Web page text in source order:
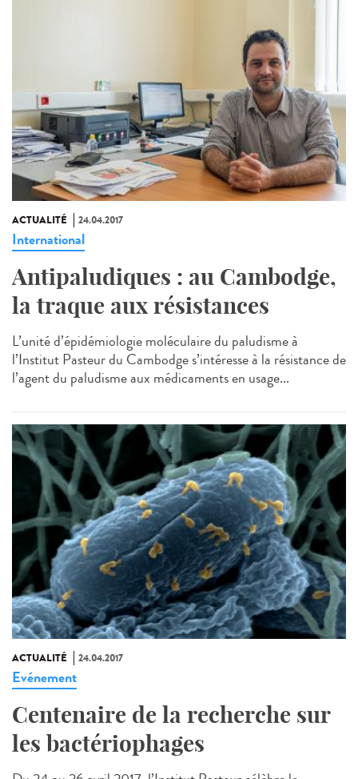
ACTUALITÉ 24.04.2017
International
Antipaludiques : au Cambodge,
la traque aux résistances
L’unité d’épidémiologie moléculaire du paludisme à
l’Institut Pasteur du Cambodge s’intéresse à la résistance de
l’agent du paludisme aux médicaments en usage...
ACTUALITÉ 24.04.2017
Evénement
Centenaire de la recherche sur
les bactériophages